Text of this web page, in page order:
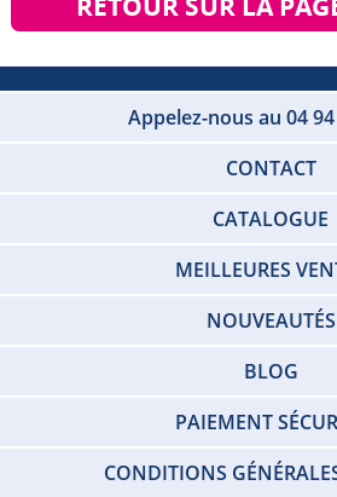
Appelez-nous au 04
CONTACT
CATALOGUE
MEILLEURES
NOUVEAUTÉS
BLOG
PAIEMENT
CONDITIONS